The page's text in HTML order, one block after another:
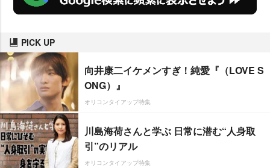
PICK UP
向井康二イケメンすぎ！純愛『（LOVE S
ONG）』
オリコンタイアップ特集
川島海荷さんと学ぶ 日常に潜む“人身取
引”のリアル
オリコンタイアップ特集